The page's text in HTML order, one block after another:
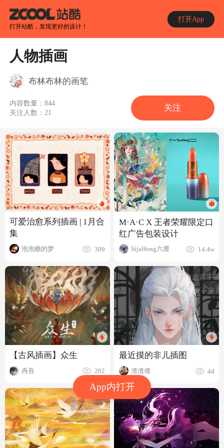
打开站酷，发现更好的设计！
打开App
App内打开
人物插画
布林布林的画笔
内容数量：844
关注人数： 21
关注
可爱治愈系列插画 | 1月合
集
泡泡糖的梦 309
【古风插画】众生
冉吾 202
M·A·C X 王者荣耀限定口
红广告包装设计
SijaHong六厘 14.4w
最近摸的非儿插图
渣渣倩 44